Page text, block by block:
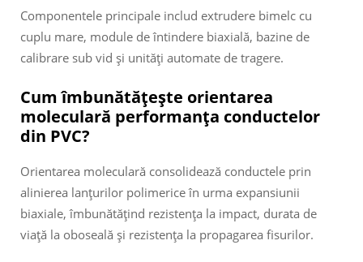
Componentele principale includ extrudere bimelc cu
cuplu mare, module de întindere biaxială, bazine de
calibrare sub vid și unități automate de tragere.
Cum îmbunătățește orientarea
moleculară performanța conductelor
din PVC?
Orientarea moleculară consolidează conductele prin
alinierea lanțurilor polimerice în urma expansiunii
biaxiale, îmbunătățind rezistența la impact, durata de
viață la oboseală și rezistența la propagarea fisurilor.